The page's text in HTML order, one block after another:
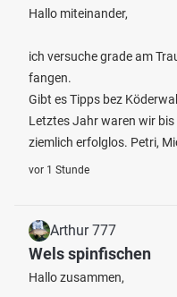
Hallo miteinander,
ich versuche grade am
fangen.
Gibt es Tipps bez
Letztes Jahr waren wir
ziemlich erfolglos. Petri,
vor 1 Stunde
Arthur 777
Wels spinfischen
Hallo zusammen,